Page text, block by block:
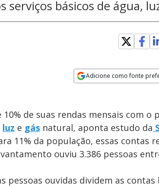
básicos de água,
Adicione como fonte
de suas rendas mensais com o
luz e gás natural, aponta estudo da
11% da população, essas contas
ouviu 3.386 pessoas
pessoas ouvidas dividem as contas